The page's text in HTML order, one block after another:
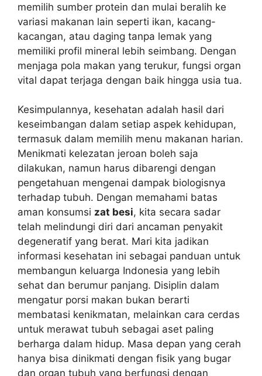
memilih sumber protein dan mulai beralih ke
variasi makanan lain seperti ikan, kacang-
kacangan, atau daging tanpa lemak yang
memiliki profil mineral lebih seimbang. Dengan
menjaga pola makan yang terukur, fungsi organ
vital dapat terjaga dengan baik hingga usia tua.
Kesimpulannya, kesehatan adalah hasil dari
keseimbangan dalam setiap aspek kehidupan,
termasuk dalam memilih menu makanan harian.
Menikmati kelezatan jeroan boleh saja
dilakukan, namun harus dibarengi dengan
pengetahuan mengenai dampak biologisnya
terhadap tubuh. Dengan memahami batas
aman konsumsi zat besi, kita secara sadar
telah melindungi diri dari ancaman penyakit
degeneratif yang berat. Mari kita jadikan
informasi kesehatan ini sebagai panduan untuk
membangun keluarga Indonesia yang lebih
sehat dan berumur panjang. Disiplin dalam
mengatur porsi makan bukan berarti
membatasi kenikmatan, melainkan cara cerdas
untuk merawat tubuh sebagai aset paling
berharga dalam hidup. Masa depan yang cerah
hanya bisa dinikmati dengan fisik yang bugar
dan organ tubuh yang berfungsi dengan